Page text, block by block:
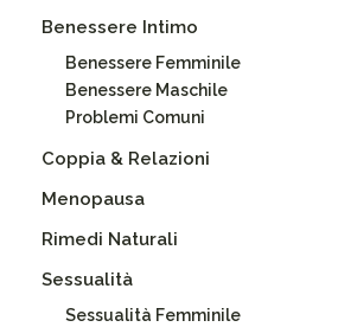
Benessere Intimo
Benessere Femminile
Benessere Maschile
Problemi Comuni
Coppia & Relazioni
Menopausa
Rimedi Naturali
Sessualità
Sessualità Femminile